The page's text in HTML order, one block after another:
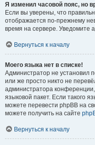
Я изменил часовой пояс, но
Если вы уверены, что
отображается по-прежнему
время на сервере. Уведомите
Вернуться к началу
Моего языка нет в списке!
Администратор не установил
или же просто никто не
администратора
языковой пакет. Если такого
можете перевести phpBB на
можете получить на сайте
Вернуться к началу